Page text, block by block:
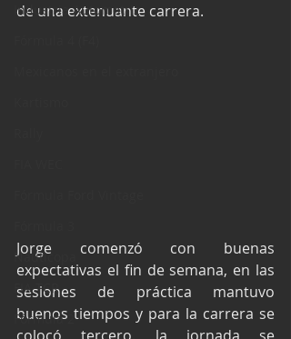
Industria Automotriz
Nauticopa
FIA TCR
Fórmula 2
de una extenuante carrera.
Jorge comenzó con buenas
expectativas el fin de semana, en las
sesiones de práctica mantuvo
buenos tiempos y para la carrera se